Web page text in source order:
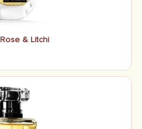
& Litchi